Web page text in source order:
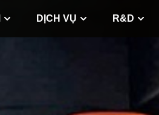
DỊCH VỤ R&D